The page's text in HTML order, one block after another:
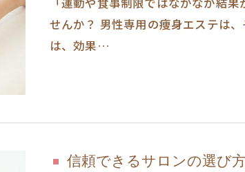
せんか？ 男性専用の痩身エステは
は、効果…
信頼できるサロンの選び